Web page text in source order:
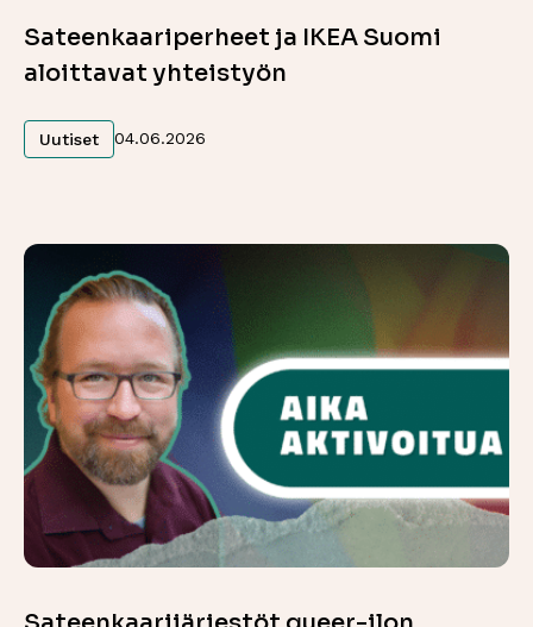
Sateenkaariperheet ja IKEA Suomi
aloittavat yhteistyön
Uutiset 04.06.2026